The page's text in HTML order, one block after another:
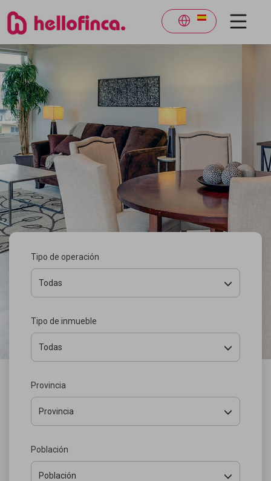
Tipo de operación
Todas
Tipo de inmueble
Todas
Provincia
Provincia
Población
Población